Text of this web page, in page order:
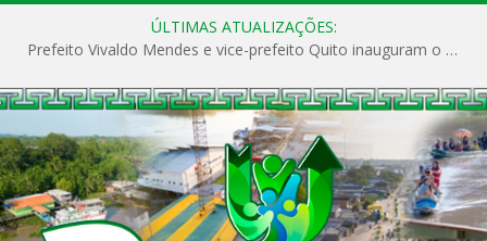
ÚLTIMAS ATUALIZAÇÕES:
Prefeito Vivaldo Mendes e vice-prefeito Quito inauguram o CAPS e fortalecem a saúde pública em Anajás.